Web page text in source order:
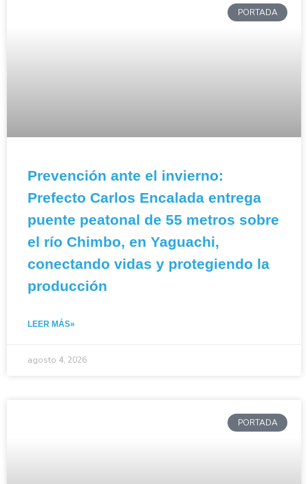
PORTADA
Prevención ante el invierno:
Prefecto Carlos Encalada entrega
puente peatonal de 55 metros sobre
el río Chimbo, en Yaguachi,
conectando vidas y protegiendo la
producción
LEER MÁS»
agosto 4, 2026
PORTADA